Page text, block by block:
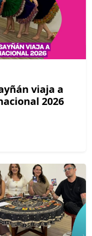
viaja a
2026